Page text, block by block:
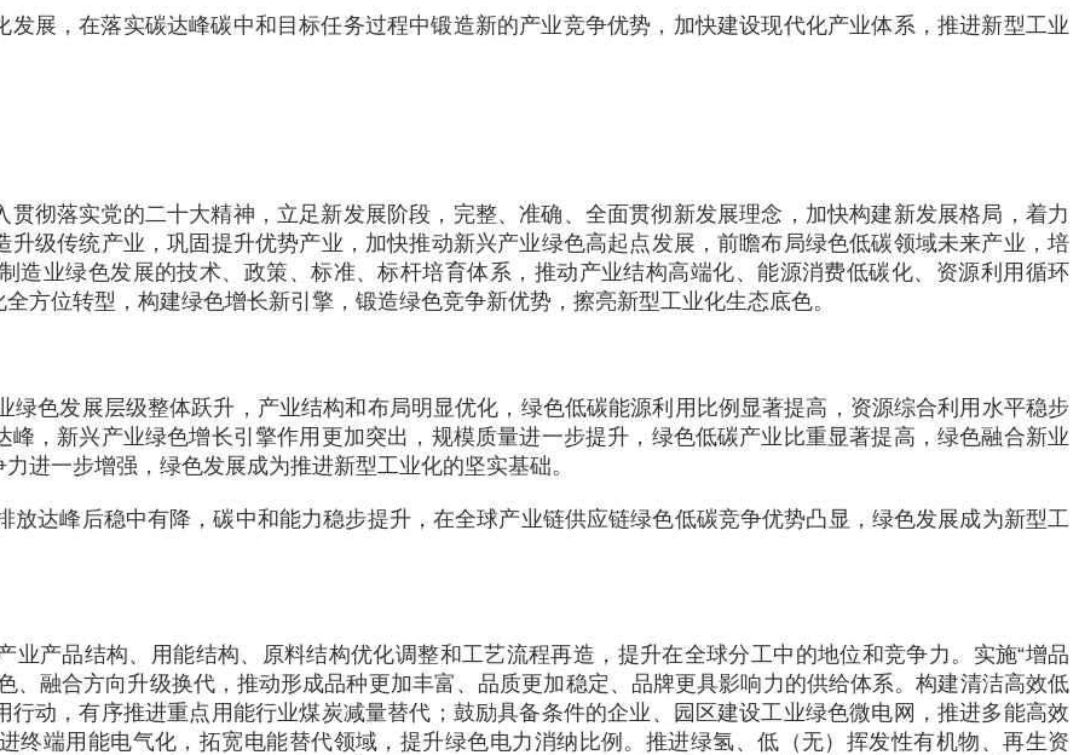
展，在落实碳达峰碳中和目标任务过程中锻造新的产业竞争优势，加快建设现代化产业体系，推进新型工业
彻落实党的二十大精神，立足新发展阶段，完整、准确、全面贯彻新发展理念，加快构建新发展格局，着力
级传统产业，巩固提升优势产业，加快推动新兴产业绿色高起点发展，前瞻布局绿色低碳领域未来产业，培
造业绿色发展的技术、政策、标准、标杆培育体系，推动产业结构高端化、能源消费低碳化、资源利用循环
方位转型，构建绿色增长新引擎，锻造绿色竞争新优势，擦亮新型工业化生态底色。
色发展层级整体跃升，产业结构和布局明显优化，绿色低碳能源利用比例显著提高，资源综合利用水平稳步
，新兴产业绿色增长引擎作用更加突出，规模质量进一步提升，绿色低碳产业比重显著提高，绿色融合新业
进一步增强，绿色发展成为推进新型工业化的坚实基础。
达峰后稳中有降，碳中和能力稳步提升，在全球产业链供应链绿色低碳竞争优势凸显，绿色发展成为新型工
业产品结构、用能结构、原料结构优化调整和工艺流程再造，提升在全球分工中的地位和竞争力。实施“增品
、融合方向升级换代，推动形成品种更加丰富、品质更加稳定、品牌更具影响力的供给体系。构建清洁高效低
动，有序推进重点用能行业煤炭减量替代；鼓励具备条件的企业、园区建设工业绿色微电网，推进多能高效
终端用能电气化，拓宽电能替代领域，提升绿色电力消纳比例。推进绿氢、低（无）挥发性有机物、再生资